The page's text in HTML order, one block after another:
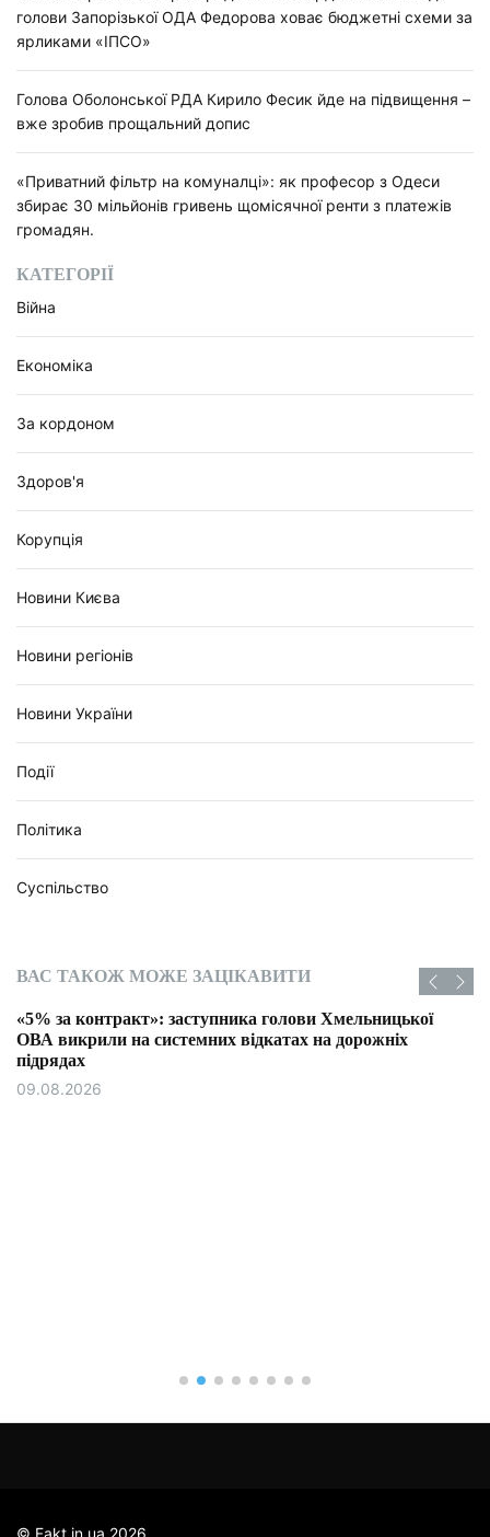
голови Запорізької ОДА Федорова ховає бюджетні схеми за
ярликами «ІПСО»
Голова Оболонської РДА Кирило Фесик йде на підвищення –
вже зробив прощальний допис
«Приватний фільтр на комуналці»: як професор з Одеси
збирає 30 мільйонів гривень щомісячної ренти з платежів
громадян.
КАТЕГОРІЇ
Війна
Економіка
За кордоном
Здоров'я
Корупція
Новини Києва
Новини регіонів
Новини України
Події
Політика
Суспільство
ВАС ТАКОЖ МОЖЕ ЗАЦІКАВИТИ
«5% за контракт»: заступника голови Хмельницької
ОВА викрили на системних відкатах на дорожніх
підрядах
09.08.2026
© Fakt.in.ua 2026